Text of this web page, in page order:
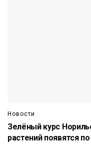
Новости
Зелёный курс
растений появятся